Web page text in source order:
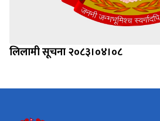
लिलामी सूचना २०८३।०४।०८